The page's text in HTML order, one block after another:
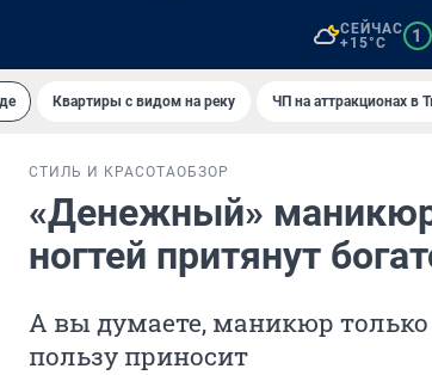
СЕЙЧАС
+15°C
1
Квартиры с видом на реку ЧП на аттракционах в
СТИЛЬ И КРАСОТАОБЗОР
«Денежный»
ногтей притянут
А вы думаете, маникюр
пользу приносит